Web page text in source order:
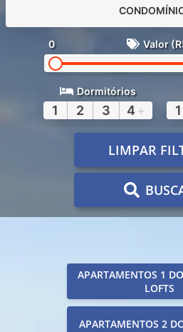
0 Valor
Dormitórios
1 2 3 4 + 1
LIMPAR
APARTAMENTOS 1
LOFTS
APARTAMENTOS 2